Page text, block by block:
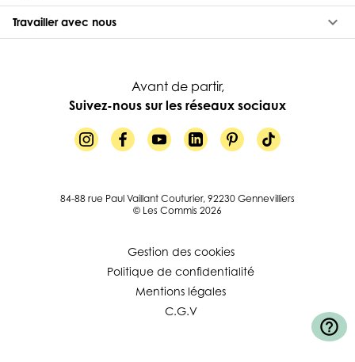
Travailler avec nous keyboard_arrow_down
Avant de partir,
Suivez-nous sur les réseaux sociaux
84-88 rue Paul Vaillant Couturier, 92230 Gennevilliers
© Les Commis 2026
Gestion des cookies
Politique de confidentialité
Mentions légales
C.G.V
help_outline